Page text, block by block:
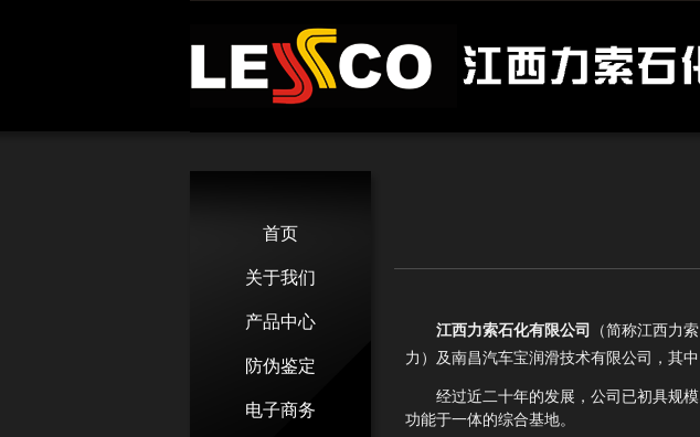
首页
关于我们
产品中心
防伪鉴定
电子商务
江西力索石化有限公司
（简称江西力
力）及南昌汽车宝润滑技术有限公司，其中
经过近二十年的发展，公司已初具规模
功能于一体的综合基地。